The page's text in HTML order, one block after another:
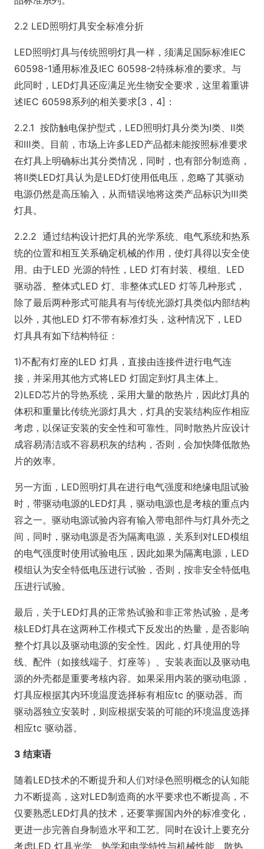
2.2 LED照明灯具安全标准分折
LED照明灯具与传统照明灯具一样，须满足国际标准IEC
60598-1通用标准及IEC 60598-2特殊标准的要求。与
此同时，LED灯具还应满足光生物安全要求，这里着重讲
述IEC 60598系列的相关要求[3，4]：
2.2.1 按防触电保护型式，LED照明灯具分类为Ⅰ类、Ⅱ类
和Ⅲ类。目前，市场上许多LED产品都未能按照标准要求
在灯具上明确标出其分类情况，同时，也有部分制造商，
将Ⅱ类LED灯具认为是LED灯使用低电压，忽略了其驱动
电源仍然是高压输入，从而错误地将这类产品标识为Ⅲ类
灯具。
2.2.2 通过结构设计把灯具的光学系统、电气系统和热系
统的位置和相互关系确定机械的作用，使灯具得以安全使
用。由于LED 光源的特性，LED 灯有封装、模组、LED
驱动器、整体式LED 灯、非整体式LED 灯等几种形式，
除了最后两种形式可能具有与传统光源灯具类似内部结构
以外，其他LED 灯不带有标准灯头，这种情况下，LED
灯具具有如下结构特征：
1)不配有灯座的LED 灯具，直接由连接件进行电气连
接，并采用其他方式将LED 灯固定到灯具主体上。
2)LED芯片的导热系统，采用大量的散热片，因此灯具的
体积和重量比传统光源灯具大，灯具的安装结构应作相应
考虑，以保证安装的安全性和可靠性。同时散热片应设计
成容易清洁或不容易积灰的结构，否则，会加快降低散热
片的效率。
另一方面，LED照明灯具在进行电气强度和绝缘电阻试验
时，带驱动电源的LED灯具，驱动电源也是考核的重点内
容之一。驱动电源试验内容有输入带电部件与灯具外壳之
间，同时，驱动电源是否为隔离电源，关系到对LED模组
的电气强度时使用试验电压，因此如果为隔离电源，LED
模组认为安全特低电压进行试验，否则，按非安全特低电
压进行试验。
最后，关于LED灯具的正常热试验和非正常热试验，是考
核LED灯具在这两种工作模式下反发出的热量，是否影响
整个灯具以及驱动电源的安全性。因此，灯具使用的导
线、配件（如接线端子、灯座等）、安装表面以及驱动电
源的外壳都是重要考核内容。如果采用内装的驱动电源，
灯具应根据其内环境温度选择标有相应tc 的驱动器。而
驱动器独立安装时，则应根据安装的可能的环境温度选择
相应tc 驱动器。
3 结束语
随着LED技术的不断提升和人们对绿色照明概念的认知能
力不断提高，这对LED制造商的水平要求也不断提高，不
仅要熟悉LED灯具的技术，还要掌握国内外的标准变化，
更进一步完善自身制造水平和工艺。同时在设计上要充分
考虑LED 灯具光学、热学和电学特性与机械性能、散热